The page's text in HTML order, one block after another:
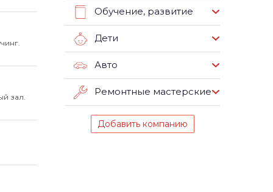
зал.
Обучение, развитие
Дети
Авто
Ремонтные мастерские
Добавить компанию